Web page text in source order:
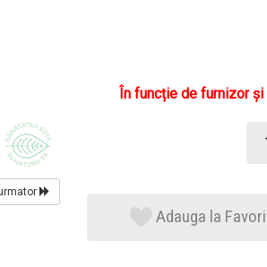
În funcție de furnizor
Adauga la